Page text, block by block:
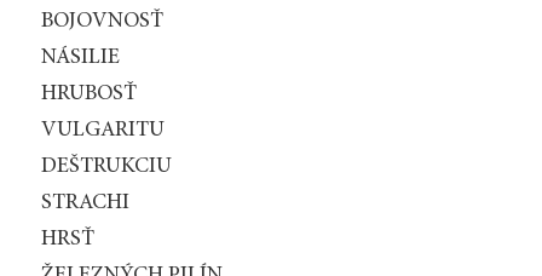
BOJOVNOSŤ
NÁSILIE
HRUBOSŤ
VULGARITU
DEŠTRUKCIU
STRACHI
HRSŤ